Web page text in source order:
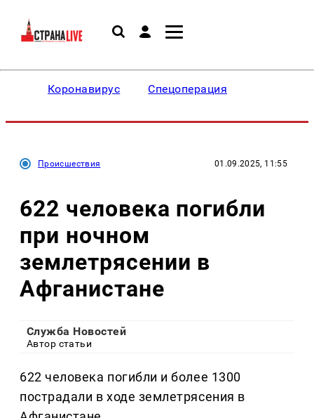
Коронавирус Спецоперация
Происшествия 01.09.2025, 11:55
622 человека погибли
при ночном
землетрясении в
Афганистане
Служба Новостей
Автор статьи
622 человека погибли и более 1300
пострадали в ходе землетрясения в